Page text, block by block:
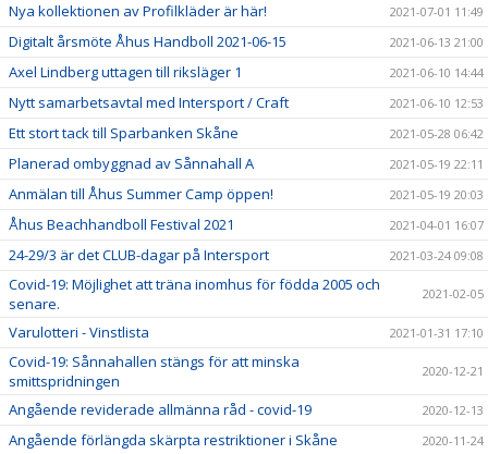
Nya kollektionen av Profilkläder är här! 2021-07-01 11:49
Digitalt årsmöte Åhus Handboll 2021-06-15 2021-06-13 21:00
Axel Lindberg uttagen till riksläger 1 2021-06-10 14:44
Nytt samarbetsavtal med Intersport / Craft 2021-06-10 12:53
Ett stort tack till Sparbanken Skåne 2021-05-28 06:42
Planerad ombyggnad av Sånnahall A 2021-05-19 22:11
Anmälan till Åhus Summer Camp öppen! 2021-05-19 20:03
Åhus Beachhandboll Festival 2021 2021-04-01 16:07
24-29/3 är det CLUB-dagar på Intersport 2021-03-24 09:08
Covid-19: Möjlighet att träna inomhus för födda 2005 och
senare.
2021-02-05
Varulotteri - Vinstlista 2021-01-31 17:10
Covid-19: Sånnahallen stängs för att minska
smittspridningen
2020-12-21
Angående reviderade allmänna råd - covid-19 2020-12-13
Angående förlängda skärpta restriktioner i Skåne 2020-11-24